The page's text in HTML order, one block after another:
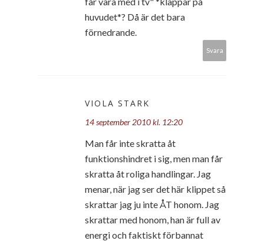
huvudet*? Då är det bara
förnedrande.
Svara
VIOLA STARK
14 september 2010 kl. 12:20
Man får inte skratta åt
funktionshindret i sig, men man får
skratta åt roliga handlingar. Jag
menar, när jag ser det här klippet så
skrattar jag ju inte ÅT honom. Jag
skrattar med honom, han är full av
energi och faktiskt förbannat